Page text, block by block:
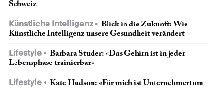
Schweiz
Künstliche Intelligenz
Blick in die Zukunft: Wie
Künstliche Intelligenz unsere Gesundheit verändert
Lifestyle
Barbara Studer: «Das Gehirn ist in jeder
Lebensphase trainierbar»
Lifestyle
Kate Hudson: «Für mich ist Unternehmertum